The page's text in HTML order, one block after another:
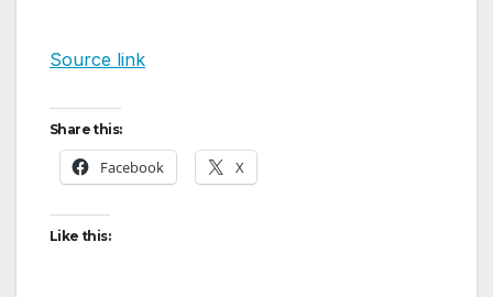
Source link
Share this:
Facebook X
Like this: